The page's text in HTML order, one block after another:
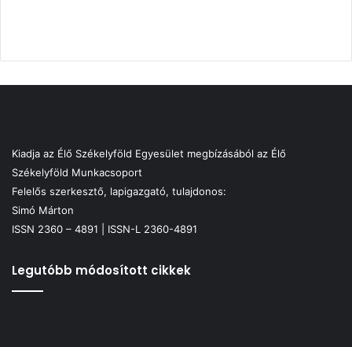
Kiadja az Élő Székelyföld Egyesület megbízásából az Élő
Székelyföld Munkacsoport
Felelős szerkesztő, lapigazgató, tulajdonos:
Simó Márton
ISSN 2360 – 4891 | ISSN-L 2360-4891
Legutóbb módosított cikkek